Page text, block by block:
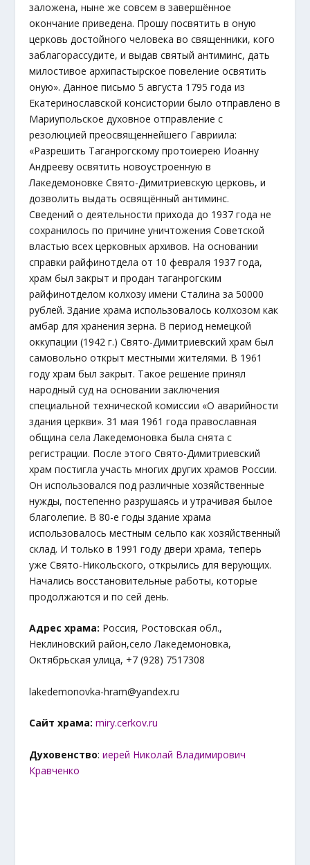
заложена, ныне же совсем в завершённое
окончание приведена. Прошу посвятить в оную
церковь достойного человека во священники, кого
заблагорассудите, и выдав святый антиминс, дать
милостивое архипастырское повеление освятить
оную». Данное письмо 5 августа 1795 года из
Екатеринославской консистории было отправлено в
Мариупольское духовное отправление с
резолюцией преосвященнейшего Гавриила:
«Разрешить Таганрогскому протоиерею Иоанну
Андрееву освятить новоустроенную в
Лакедемоновке Свято-Димитриевскую церковь, и
дозволить выдать освящённый антиминс.
Сведений о деятельности прихода до 1937 года не
сохранилось по причине уничтожения Советской
властью всех церковных архивов. На основании
справки райфинотдела от 10 февраля 1937 года,
храм был закрыт и продан таганрогским
райфинотделом колхозу имени Сталина за 50000
рублей. Здание храма использовалось колхозом как
амбар для хранения зерна. В период немецкой
оккупации (1942 г.) Свято-Димитриевский храм был
самовольно открыт местными жителями. В 1961
году храм был закрыт. Такое решение принял
народный суд на основании заключения
специальной технической комиссии «О аварийности
здания церкви». 31 мая 1961 года православная
община села Лакедемоновка была снята с
регистрации. После этого Свято-Димитриевский
храм постигла участь многих других храмов России.
Он использовался под различные хозяйственные
нужды, постепенно разрушаясь и утрачивая былое
благолепие. В 80-е годы здание храма
использовалось местным сельпо как хозяйственный
склад. И только в 1991 году двери храма, теперь
уже Свято-Никольского, открылись для верующих.
Начались восстановительные работы, которые
продолжаются и по сей день.
Адрес храма: Россия, Ростовская обл.,
Неклиновский район,село Лакедемоновка,
Октябрьская улица, +7 (928) 7517308
lakedemonovka-hram@yandex.ru
Сайт храма: miry.cerkov.ru
Духовенство:иерей Николай Владимирович
Кравченко